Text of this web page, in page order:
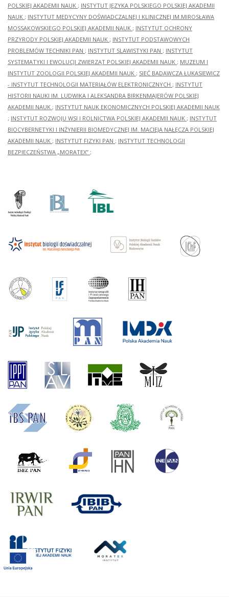
POLSKIEJ AKADEMII NAUK ; INSTYTUT JĘZYKA POLSKIEGO POLSKIEJ AKADEMII
NAUK ; INSTYTUT MEDYCYNY DOŚWIADCZALNEJ I KLINICZNEJ IM.MIROSŁAWA
MOSSAKOWSKIEGO POLSKIEJ AKADEMII NAUK ; INSTYTUT OCHRONY
PRZYRODY POLSKIEJ AKADEMII NAUK ; INSTYTUT PODSTAWOWYCH
PROBLEMÓW TECHNIKI PAN ; INSTYTUT SLAWISTYKI PAN ; INSTYTUT
SYSTEMATYKI I EWOLUCJI ZWIERZĄT POLSKIEJ AKADEMII NAUK ; MUZEUM I
INSTYTUT ZOOLOGII POLSKIEJ AKADEMII NAUK ; SIEĆ BADAWCZA ŁUKASIEWICZ
- INSTYTUT TECHNOLOGII MATERIAŁÓW ELEKTRONICZNYCH ; INSTYTUT
HISTORII NAUKI IM. LUDWIKA I ALEKSANDRA BIRKENMAJERÓW POLSKIEJ
AKADEMII NAUK ; INSTYTUT NAUK EKONOMICZNYCH POLSKIEJ AKADEMII NAUK
; INSTYTUT ROZWOJU WSI I ROLNICTWA POLSKIEJ AKADEMII NAUK ; INSTYTUT
BIOCYBERNETYKI I INŻYNIERII BIOMEDYCZNEJ IM. MACIEJA NAŁĘCZA POLSKIEJ
AKADEMII NAUK ; INSTYTUT FIZYKI PAN ; INSTYTUT TECHNOLOGII
BEZPIECZEŃSTWA „MORATEX” ;